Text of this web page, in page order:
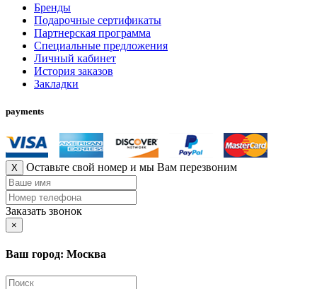
Бренды
Подарочные сертификаты
Партнерская программа
Специальные предложения
Личный кабинет
История заказов
Закладки
payments
X Оставьте свой номер и мы Вам перезвоним
Заказать звонок
×
Ваш город: Москва